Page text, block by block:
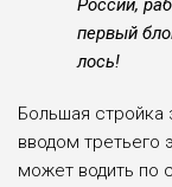
России,
первый
лось!
Большая стройка
вводом третьего
может водить по